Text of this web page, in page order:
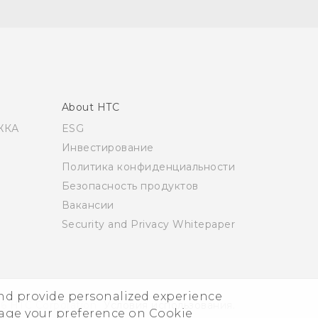
provide personalized experience
your preference on Cookie
About HTC
ESG
Инвестирование
Политика конфиденциальности
Безопасность продуктов
Вакансии
Security and Privacy Whitepaper
HTC Corporation Условия использования.